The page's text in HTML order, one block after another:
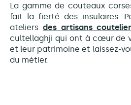
La gamme de couteaux
fait la fierté des insulaires.
ateliers des artisans
cultellaghji qui ont à cœur de
et leur patrimoine et laissez-
du métier.